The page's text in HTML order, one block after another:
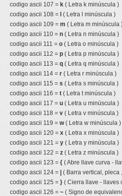
codigo ascii 107 = k ( Letra k minúscula )
codigo ascii 108 =
( Letra l minúscula )
codigo ascii 109 = m ( Letra m minúscula
codigo ascii 110 = n ( Letra n minúscula )
codigo ascii 111 = o ( Letra o minúscula )
codigo ascii 112 = p ( Letra p minúscula )
codigo ascii 113 = q ( Letra q minúscula )
codigo ascii 114 = r ( Letra r minúscula )
codigo ascii 115 = s ( Letra s minúscula )
codigo ascii 116 = t ( Letra t minúscula )
codigo ascii 117 = u ( Letra u minúscula )
codigo ascii 118 = v ( Letra v minúscula )
codigo ascii 119 = w( Letra w minúscula )
codigo ascii 120 = x ( Letra x minúscula )
codigo ascii 121 = y ( Letra y minúscula )
codigo ascii 122 = z ( Letra z minúscula )
codigo ascii 123 = { ( Abre llave curva -
codigo ascii 124 =
( Barra vertical, pleca
codigo ascii 125 = } ( Cierra llave - llaves
codigo ascii 126 = ~ ( Signo de